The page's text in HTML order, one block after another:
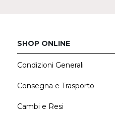
SHOP ONLINE
Condizioni Generali
Consegna e Trasporto
Cambi e Resi